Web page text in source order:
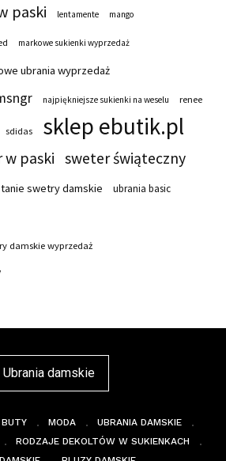
paski lentamente mango
markowe sukienki wyprzedaż
ubrania wyprzedaż
najpiękniejsze sukienki na weselu renee
sdidas sklep ebutik.pl
w paski sweter świąteczny
tanie swetry damskie ubrania basic
damskie wyprzedaż
Ubrania damskie
BUTY MODA
UBRANIA DAMSKIE
RODZAJE DEKOLTÓW W SUKIENKACH